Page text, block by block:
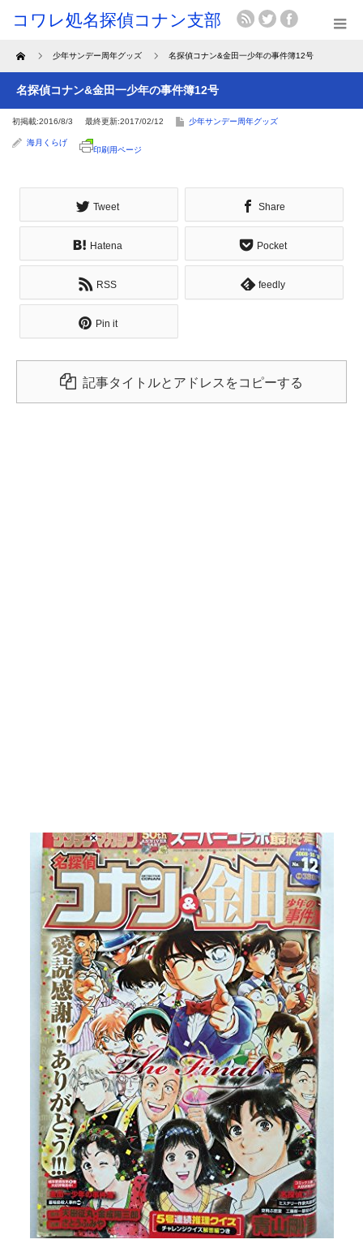
Home 少年サンデー周年グッズ 名探偵コナン&金田一少年の事件簿12号
名探偵コナン&金田一少年の事件簿12号
初掲載:2016/8/3 最終更新:2017/02/12 少年サンデー周年グッズ
海月くらげ
印刷用ページ
Tweet Share
Hatena Pocket
RSS feedly
Pin it
記事タイトルとアドレスをコピーする